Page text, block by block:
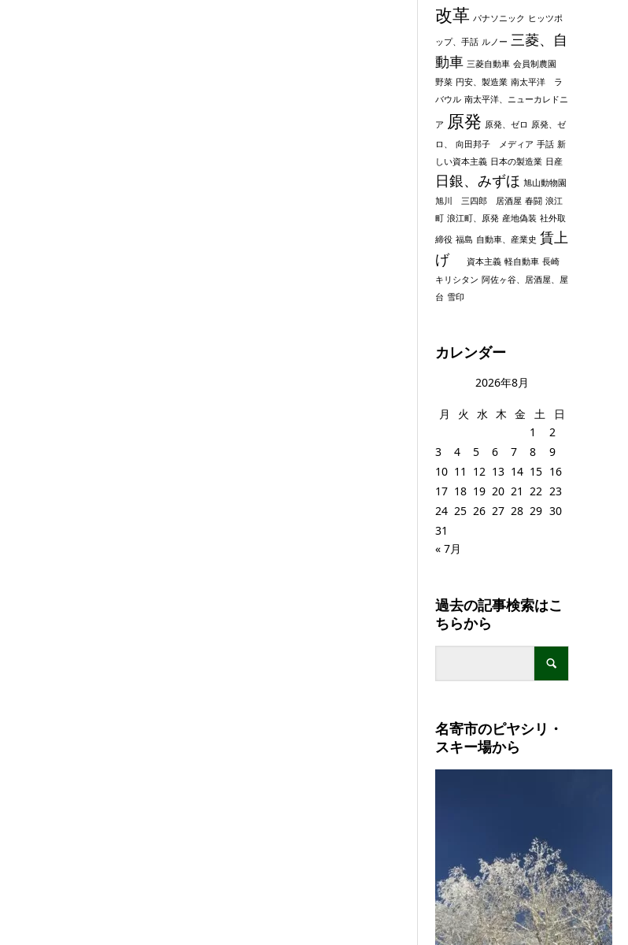
改革 パナソニック ヒッツポ
ップ、手話 ルノー 三菱、自
動車 三菱自動車 会員制農園
野菜 円安、製造業 南太平洋 ラ
バウル 南太平洋、ニューカレドニ
ア 原発 原発、ゼロ 原発、ゼ
ロ、
向田邦子 メディア 手話 新
しい資本主義 日本の製造業 日産
日銀、みずほ 旭山動物園
旭川 三四郎 居酒屋 春闘 浪江
町 浪江町、原発 産地偽装 社外取
締役 福島 自動車、産業史 賃上
げ
資本主義 軽自動車 長崎
キリシタン 阿佐ヶ谷、居酒屋、屋
台 雪印
カレンダー
2026年8月
月 火 水 木 金 土
日
1
2
3
4 5 6 7 8
9
10 11 12 13 14 15 16
17 18 19 20 21 22 23
24 25 26 27 28 29 30
31
« 7月
過去の記事検索はこ
ちらから
名寄市のピヤシリ・
スキー場から